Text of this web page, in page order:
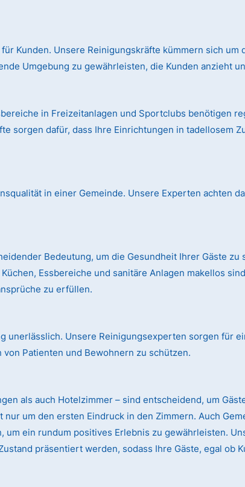
Kunden. Unsere Reinigungskräfte kümmern sich um
Umgebung zu gewährleisten, die Kunden anzieht
in Freizeitanlagen und Sportclubs benötigen
sorgen dafür, dass Ihre Einrichtungen in tadellosem
in einer Gemeinde. Unsere Experten achten
Bedeutung, um die Gesundheit Ihrer Gäste
Essbereiche und sanitäre Anlagen makellos
zu erfüllen.
unerlässlich. Unsere Reinigungsexperten sorgen für
Patienten und Bewohnern zu schützen.
als auch Hotelzimmer – sind entscheidend, um
um den ersten Eindruck in den Zimmern. Auch
ein rundum positives Erlebnis zu gewährleisten.
präsentiert werden, sodass Ihre Gäste, egal ob